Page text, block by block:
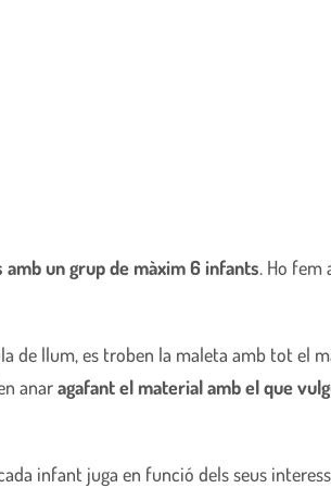
amb un grup de màxim 6 infants. Ho fem
de llum, es troben la maleta amb tot el
anaragafant el material amb el que
infant juga en funció dels seus